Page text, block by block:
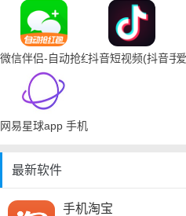
微信伴侣-自动抢红包抖音短视频(抖音手
网易星球app 手机下载
最新软件
手机淘宝